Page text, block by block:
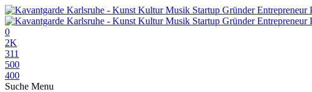
0
2K
311
500
400
Suche Menu